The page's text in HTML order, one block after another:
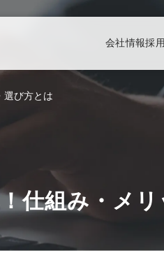
会社情報採
選び方とは
仕組み・メ